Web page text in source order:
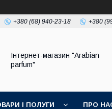
+380 (68) 940-23-18 +380
Інтернет-магазин "Arabian
parfum"
І ПОЛУГИ ПРО